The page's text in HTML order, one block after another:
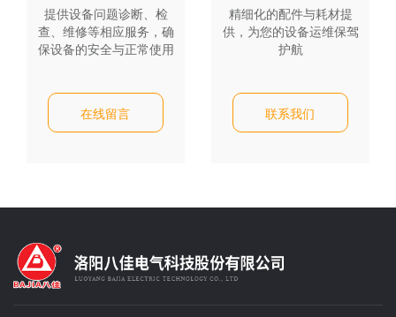
提供设备问题诊断、检
查、维修等相应服务，确
保设备的安全与正常使用
在线留言
精细化的配件与耗材提
供，为您的设备运维保驾
护航
联系我们